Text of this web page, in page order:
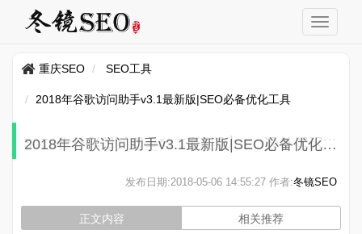
重庆SEO SEO工具
2018年谷歌访问助手v3.1最新版|SEO必备优化工具
2018年谷歌访问助手v3.1最新版|SEO必备优化工具
发布日期:2018-05-06 14:55:27 作者:冬镜SEO
正文内容 相关推荐